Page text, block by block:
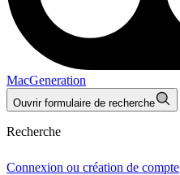
MacGeneration
Ouvrir formulaire de recherche
Recherche
Connexion ou création de compte